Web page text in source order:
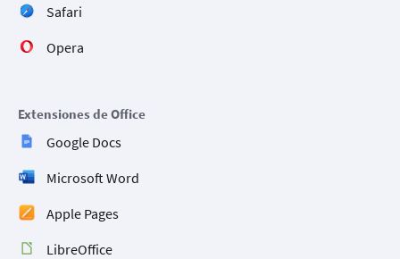
Safari
Opera
Extensiones de Office
Google Docs
Microsoft Word
Apple Pages
LibreOffice